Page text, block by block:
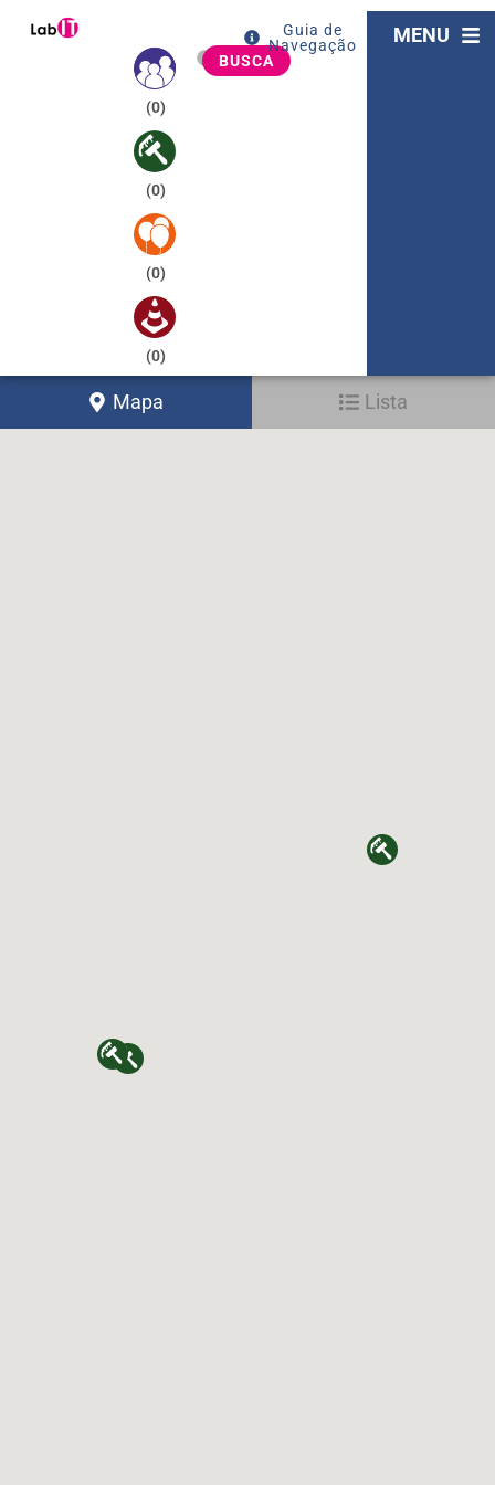
(0)
(0)
(0)
(0)
BUSCA
Guia de
Navegação
MENU
Mapa Lista